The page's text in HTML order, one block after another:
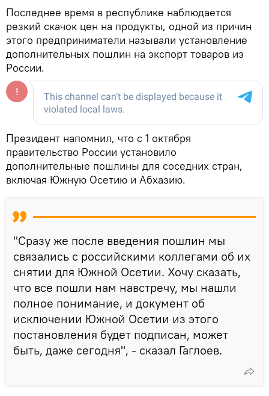
Последнее время в республике наблюдается
резкий скачок цен на продукты, одной из причин
этого предприниматели называли установление
дополнительных пошлин на экспорт товаров из
России.
Президент напомнил, что с 1 октября
правительство России установило
дополнительные пошлины для соседних стран,
включая Южную Осетию и Абхазию.
"Сразу же после введения пошлин мы
связались с российскими коллегами об их
снятии для Южной Осетии. Хочу сказать,
что все пошли нам навстречу, мы нашли
полное понимание, и документ об
исключении Южной Осетии из этого
постановления будет подписан, может
быть, даже сегодня", - сказал Гаглоев.